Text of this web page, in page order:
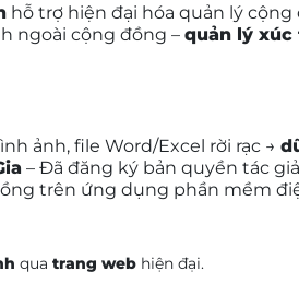
hỗ trợ hiện đại hóa quản lý cộng
ngoài cộng đồng –quản lý
ảnh, file Word/Excel rời rạc →
– Đã đăng ký bản quyền tác
trên ứng dụng phần mềm
quatrang web hiện đại.